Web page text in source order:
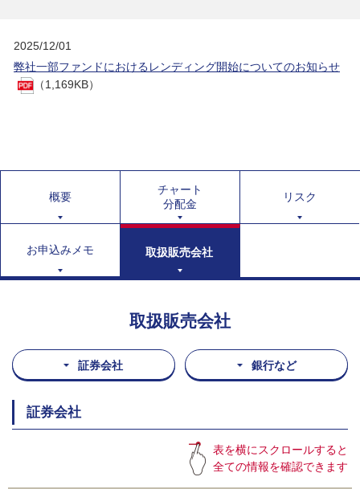
2025/12/01
弊社一部ファンドにおけるレンディング開始についてのお知らせ
（1,169KB）
概要
チャート
分配金
リスク
お申込みメモ 取扱販売会社
取扱販売会社
証券会社 銀行など
証券会社
表を横にスクロールすると
全ての情報を確認できます